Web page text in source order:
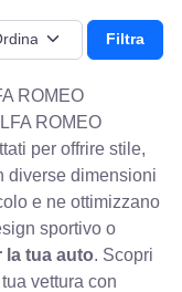
Filtra
ROMEO
ROMEO
per offrire stile,
diverse dimensioni
e ne ottimizzano
sportivo o
la tua auto. Scopri
vettura con